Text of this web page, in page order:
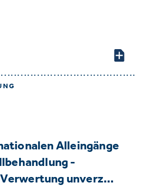
Alleingänge
-
unverz…